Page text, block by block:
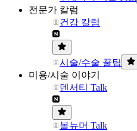
전문가 칼럼
건강 칼럼
시술/수술 꿀팁
미용/시술 이야기
덴서티 Talk
볼뉴머 Talk